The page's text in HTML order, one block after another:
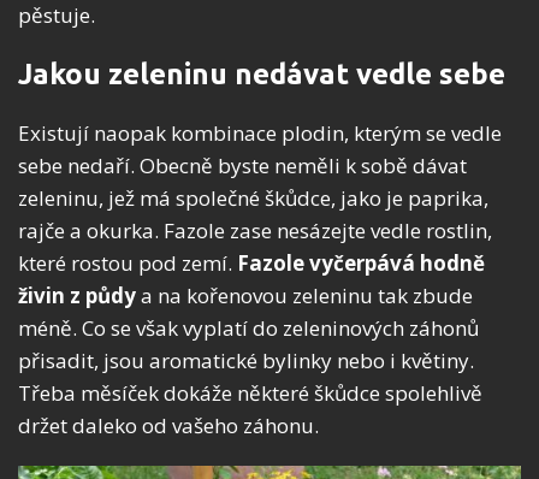
pěstuje.
Jakou zeleninu nedávat vedle sebe
Existují naopak kombinace plodin, kterým se vedle
sebe nedaří. Obecně byste neměli k sobě dávat
zeleninu, jež má společné škůdce, jako je paprika,
rajče a okurka. Fazole zase nesázejte vedle rostlin,
které rostou pod zemí. Fazole vyčerpává hodně
živin z půdya na kořenovou zeleninu tak zbude
méně. Co se však vyplatí do zeleninových záhonů
přisadit, jsou aromatické bylinky nebo i květiny.
Třeba měsíček dokáže některé škůdce spolehlivě
držet daleko od vašeho záhonu.